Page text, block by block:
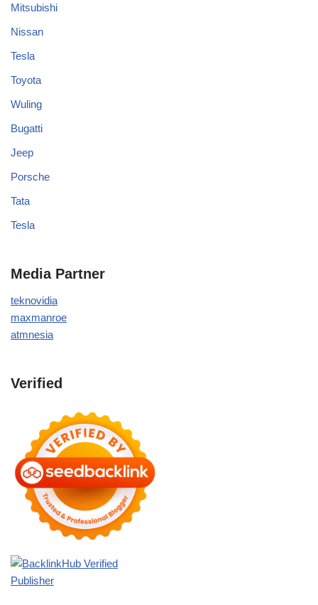
Mitsubishi
Nissan
Tesla
Toyota
Wuling
Bugatti
Jeep
Porsche
Tata
Tesla
Media Partner
teknovidia
maxmanroe
atmnesia
Verified